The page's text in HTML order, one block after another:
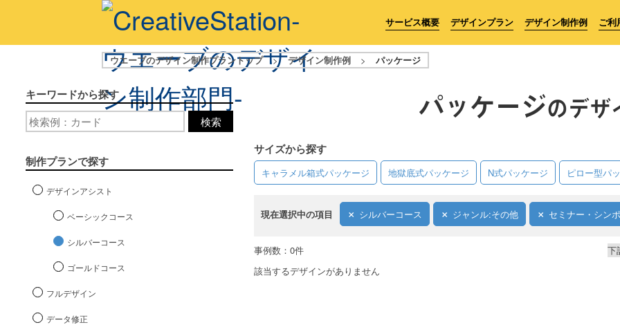
サービス概要 デザインプラン デザイン制作例 ご利
ウエーブのデザイン制作プラントップ > デザイン制作例 > パッケージ
パッケージのデザ
サイズから探す
キャラメル箱式パッケージ 地獄底式パッケージ N式パッケージ ピロー型パ
現在選択中の項目 シルバーコース ジャンル:その他 セミナー・シン
キーワードから探す
検索
制作プランで探す
デザインアシスト
ベーシックコース
シルバーコース
ゴールドコース
フルデザイン
データ修正
事例数：0件
下
該当するデザインがありません